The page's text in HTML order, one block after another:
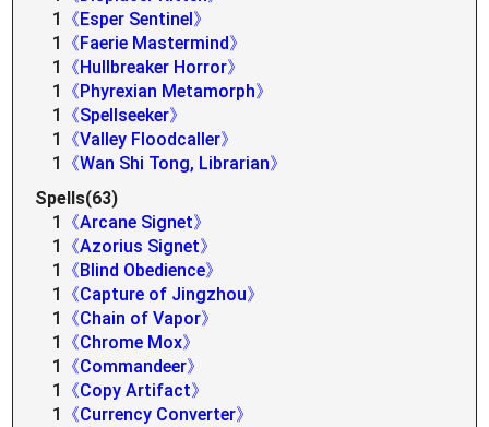
1
《Esper Sentinel》
1
《Faerie Mastermind》
1
《Hullbreaker Horror》
1
《Phyrexian Metamorph》
1
《Spellseeker》
1
《Valley Floodcaller》
1
《Wan Shi Tong, Librarian》
Spells(63)
1
《Arcane Signet》
1
《Azorius Signet》
1
《Blind Obedience》
1
《Capture of Jingzhou》
1
《Chain of Vapor》
1
《Chrome Mox》
1
《Commandeer》
1
《Copy Artifact》
1
《Currency Converter》